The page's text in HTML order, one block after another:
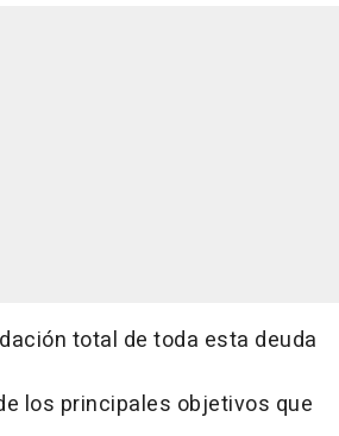
total de toda esta deuda
los principales objetivos que